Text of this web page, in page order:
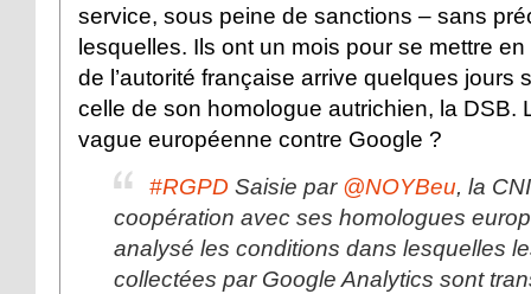
service, sous peine de sanctions – sans
lesquelles. Ils ont un mois pour se mettre
de l’autorité française arrive quelques jours
celle de son homologue autrichien, la DSB.
vague européenne contre Google ?
#RGPD Saisie par @NOYBeu, la
coopération avec ses homologues
analysé les conditions dans lesquelles
collectées par Google Analytics sont